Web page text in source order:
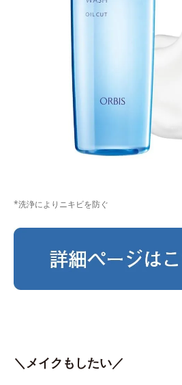
*洗浄によりニキビを防ぐ
＼メイクもしたい／